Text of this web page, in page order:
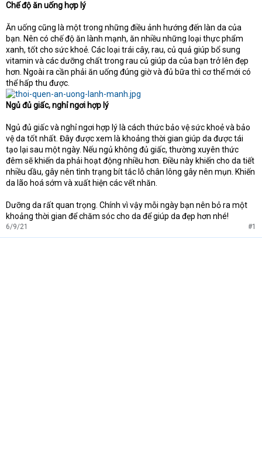
Chế độ ăn uống hợp lý
Ăn uống cũng là một trong những điều ảnh hướng đến làn da của
bạn. Nên có chế độ ăn lành mạnh, ăn nhiều những loại thực phẩm
xanh, tốt cho sức khoẻ. Các loại trái cây, rau, củ quả giúp bổ sung
vitamin và các dưỡng chất trong rau củ giúp da của bạn trở lên đẹp
hơn. Ngoài ra cần phải ăn uống đúng giờ và đủ bữa thì cơ thể mới có
thể hấp thu được.
Ngủ đủ giấc, nghỉ ngơi hợp lý
Ngủ đủ giấc và nghỉ ngơi hợp lý là cách thức bảo vệ sức khoẻ và bảo
vệ da tốt nhất. Đây được xem là khoảng thời gian giúp da được tái
tạo lại sau một ngày. Nếu ngủ không đủ giấc, thường xuyên thức
đêm sẽ khiến da phải hoạt động nhiều hơn. Điều này khiến cho da tiết
nhiều dầu, gây nên tình trạng bít tắc lỗ chân lông gây nên mụn. Khiến
da lão hoá sớm và xuất hiện các vết nhăn.
Dưỡng da rất quan trọng. Chính vì vậy mỗi ngày bạn nên bỏ ra một
khoảng thời gian để chăm sóc cho da để giúp da đẹp hơn nhé!
6/9/21 #1